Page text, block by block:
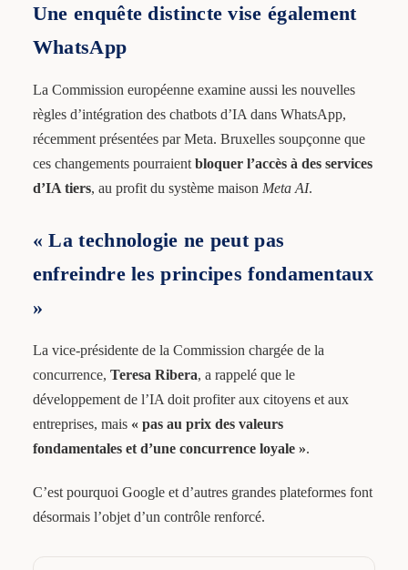
Une enquête distincte vise également
WhatsApp
La Commission européenne examine aussi les nouvelles
règles d’intégration des chatbots d’IA dans WhatsApp,
récemment présentées par Meta. Bruxelles soupçonne que
ces changements pourraient bloquer l’accès à des services
d’IA tiers, au profit du système maison Meta AI.
« La technologie ne peut pas
enfreindre les principes fondamentaux
»
La vice-présidente de la Commission chargée de la
concurrence, Teresa Ribera, a rappelé que le
développement de l’IA doit profiter aux citoyens et aux
entreprises, mais « pas au prix des valeurs
fondamentales et d’une concurrence loyale ».
C’est pourquoi Google et d’autres grandes plateformes font
désormais l’objet d’un contrôle renforcé.